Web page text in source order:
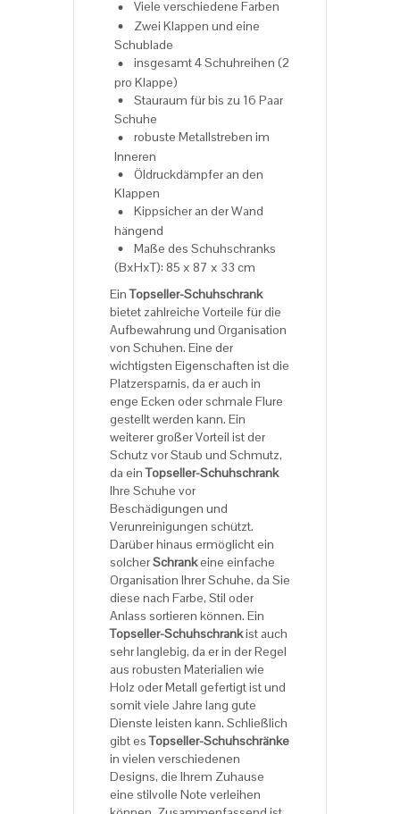
Viele verschiedene Farben
Zwei Klappen und eine
Schublade
insgesamt 4 Schuhreihen (2
pro Klappe)
Stauraum für bis zu 16 Paar
Schuhe
robuste Metallstreben im
Inneren
Öldruckdämpfer an den
Klappen
Kippsicher an der Wand
hängend
Maße des Schuhschranks
(BxHxT): 85 x 87 x 33 cm
EinTopseller-Schuhschrank
bietet zahlreiche Vorteile für die
Aufbewahrung und Organisation
von Schuhen. Eine der
wichtigsten Eigenschaften ist die
Platzersparnis, da er auch in
enge Ecken oder schmale Flure
gestellt werden kann. Ein
weiterer großer Vorteil ist der
Schutz vor Staub und Schmutz,
da einTopseller-Schuhschrank
Ihre Schuhe vor
Beschädigungen und
Verunreinigungen schützt.
Darüber hinaus ermöglicht ein
solcherSchrankeine einfache
Organisation Ihrer Schuhe, da Sie
diese nach Farbe, Stil oder
Anlass sortieren können. Ein
Topseller-Schuhschrankist auch
sehr langlebig, da er in der Regel
aus robusten Materialien wie
Holz oder Metall gefertigt ist und
somit viele Jahre lang gute
Dienste leisten kann. Schließlich
gibt esTopseller-Schuhschränke
in vielen verschiedenen
Designs, die Ihrem Zuhause
eine stilvolle Note verleihen